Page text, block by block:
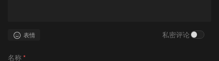
表情 私密评论
名称 *